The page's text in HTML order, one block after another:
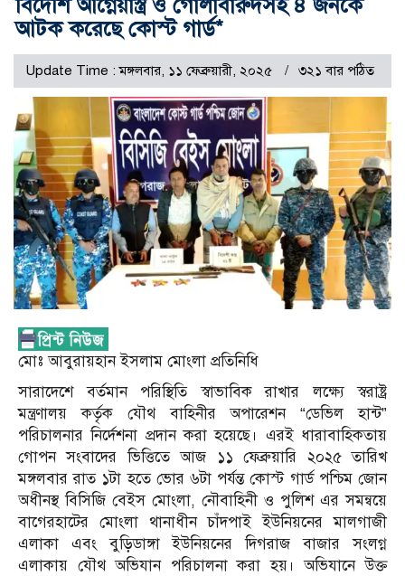
বিদেশি আগ্নেয়াস্ত্র ও গোলাবারুদসহ ৪ জনকে
আটক করেছে কোস্ট গার্ড*
Update Time : মঙ্গলবার, ১১ ফেব্রুয়ারী, ২০২৫ ৩২১ বার পঠিত
মোঃ আবুরায়হান ইসলাম মোংলা প্রতিনিধি
সারাদেশে বর্তমান পরিস্থিতি স্বাভাবিক রাখার লক্ষ্যে স্বরাষ্ট্র
মন্ত্রণালয় কর্তৃক যৌথ বাহিনীর অপারেশন “ডেভিল হান্ট”
পরিচালনার নির্দেশনা প্রদান করা হয়েছে। এরই ধারাবাহিকতায়
গোপন সংবাদের ভিত্তিতে আজ ১১ ফেব্রুয়ারি ২০২৫ তারিখ
মঙ্গলবার রাত ১টা হতে ভোর ৬টা পর্যন্ত কোস্ট গার্ড পশ্চিম জোন
অধীনস্থ বিসিজি বেইস মোংলা, নৌবাহিনী ও পুলিশ এর সমন্বয়ে
বাগেরহাটের মোংলা থানাধীন চাঁদপাই ইউনিয়নের মালগাজী
এলাকা এবং বুড়িডাঙ্গা ইউনিয়নের দিগরাজ বাজার সংলগ্ন
এলাকায় যৌথ অভিযান পরিচালনা করা হয়। অভিযানে উক্ত